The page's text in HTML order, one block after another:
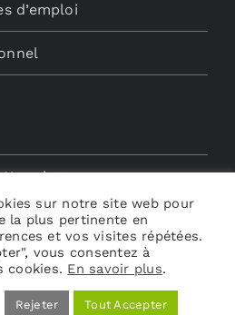
d’emploi
sur notre site web pour
la plus pertinente en
et vos visites répétées.
vous consentez à
cookies. En savoir plus.
Rejeter Tout Accepter